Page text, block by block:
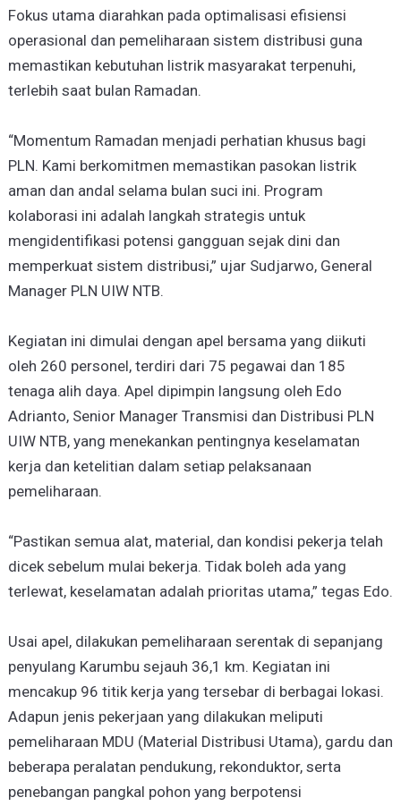
Fokus utama diarahkan pada optimalisasi efisiensi
operasional dan pemeliharaan sistem distribusi guna
memastikan kebutuhan listrik masyarakat terpenuhi,
terlebih saat bulan Ramadan.
“Momentum Ramadan menjadi perhatian khusus bagi
PLN. Kami berkomitmen memastikan pasokan listrik
aman dan andal selama bulan suci ini. Program
kolaborasi ini adalah langkah strategis untuk
mengidentifikasi potensi gangguan sejak dini dan
memperkuat sistem distribusi,” ujar Sudjarwo, General
Manager PLN UIW NTB.
Kegiatan ini dimulai dengan apel bersama yang diikuti
oleh 260 personel, terdiri dari 75 pegawai dan 185
tenaga alih daya. Apel dipimpin langsung oleh Edo
Adrianto, Senior Manager Transmisi dan Distribusi PLN
UIW NTB, yang menekankan pentingnya keselamatan
kerja dan ketelitian dalam setiap pelaksanaan
pemeliharaan.
“Pastikan semua alat, material, dan kondisi pekerja telah
dicek sebelum mulai bekerja. Tidak boleh ada yang
terlewat, keselamatan adalah prioritas utama,” tegas Edo.
Usai apel, dilakukan pemeliharaan serentak di sepanjang
penyulang Karumbu sejauh 36,1 km. Kegiatan ini
mencakup 96 titik kerja yang tersebar di berbagai lokasi.
Adapun jenis pekerjaan yang dilakukan meliputi
pemeliharaan MDU (Material Distribusi Utama), gardu dan
beberapa peralatan pendukung, rekonduktor, serta
penebangan pangkal pohon yang berpotensi